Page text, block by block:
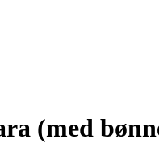
(med